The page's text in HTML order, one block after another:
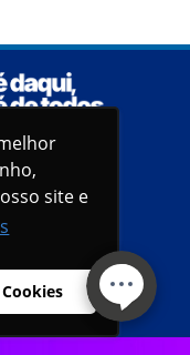
site e
site e